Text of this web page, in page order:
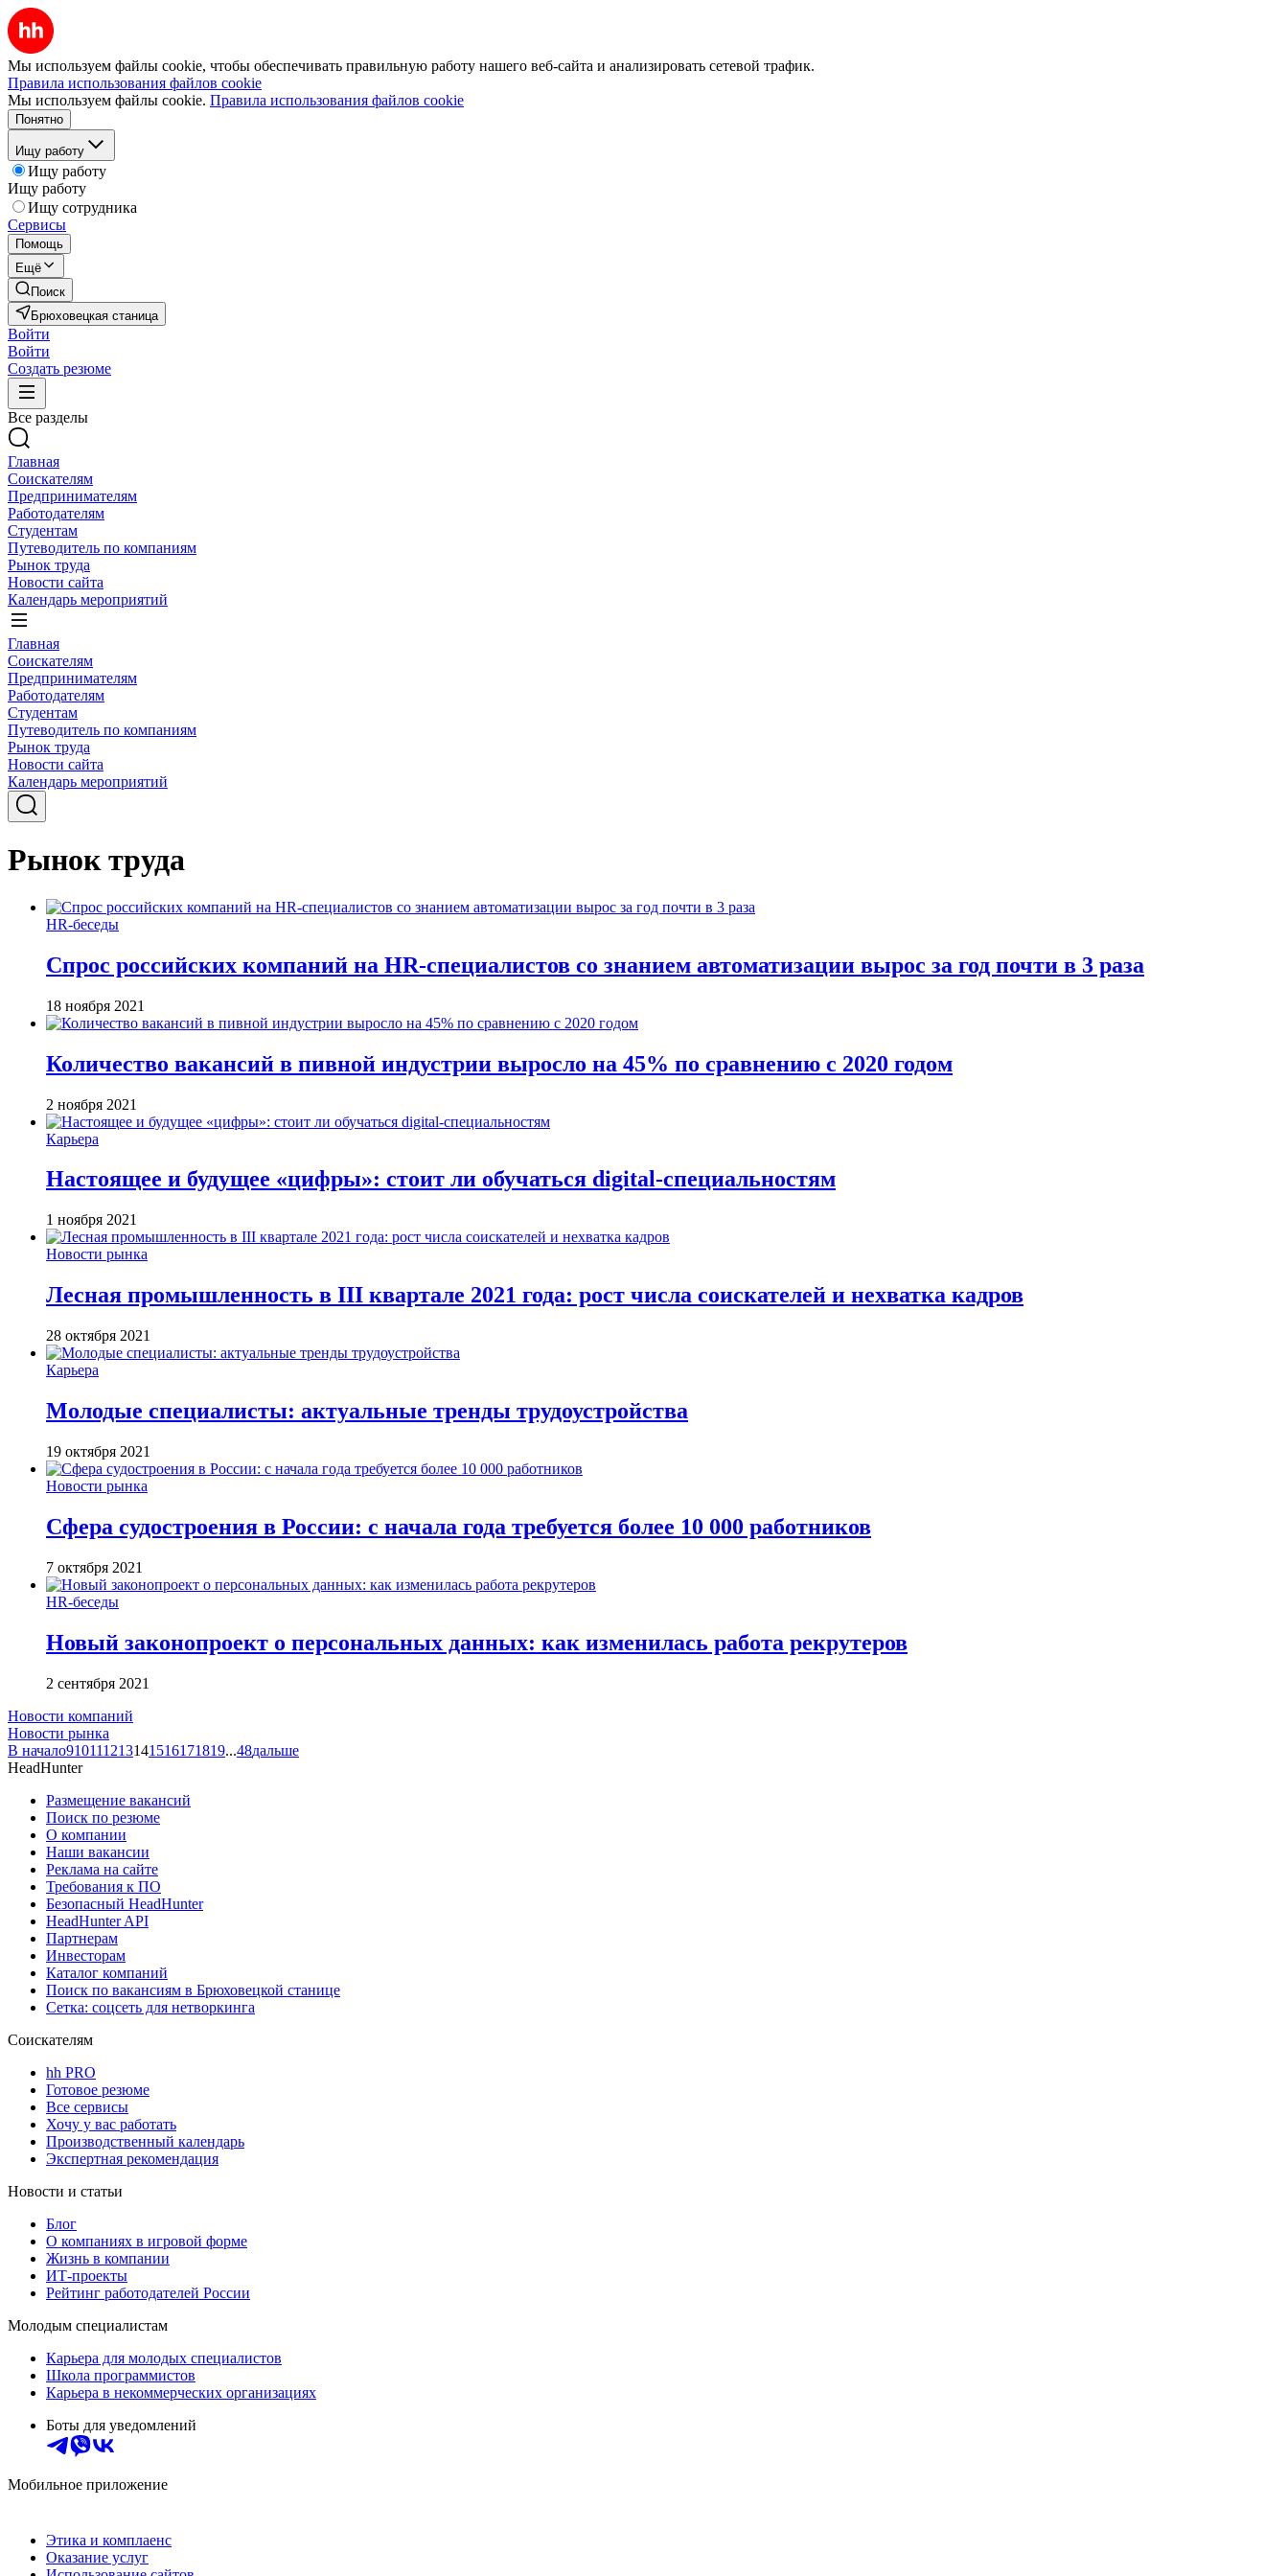
Мы используем файлы cookie, чтобы обеспечивать правильную работу нашего веб-сайта и анализировать сетевой трафик.
Правила использования файлов cookie
Мы используем файлы cookie. Правила использования файлов cookie
Понятно
Ищу работу
Ищу работу
Ищу работу
Ищу сотрудника
Сервисы
Помощь
Ещё
Поиск
Брюховецкая станица
Войти
Войти
Создать резюме
Все разделы
Главная
Соискателям
Предпринимателям
Работодателям
Студентам
Путеводитель по компаниям
Рынок труда
Новости сайта
Календарь мероприятий
Главная
Соискателям
Предпринимателям
Работодателям
Студентам
Путеводитель по компаниям
Рынок труда
Новости сайта
Календарь мероприятий
Рынок труда
HR-беседы
Спрос российских компаний на HR-специалистов со знанием автоматизации вырос за год почти в 3 раза
18 ноября 2021
Количество вакансий в пивной индустрии выросло на 45% по сравнению с 2020 годом
2 ноября 2021
Карьера
Настоящее и будущее «цифры»: стоит ли обучаться digital-специальностям
1 ноября 2021
Новости рынка
Лесная промышленность в III квартале 2021 года: рост числа соискателей и нехватка кадров
28 октября 2021
Карьера
Молодые специалисты: актуальные тренды трудоустройства
19 октября 2021
Новости рынка
Сфера судостроения в России: с начала года требуется более 10 000 работников
7 октября 2021
HR-беседы
Новый законопроект о персональных данных: как изменилась работа рекрутеров
2 сентября 2021
Новости компаний
Новости рынка
В начало910111213141516171819...48дальше
HeadHunter
Размещение вакансий
Поиск по резюме
О компании
Наши вакансии
Реклама на сайте
Требования к ПО
Безопасный HeadHunter
HeadHunter API
Партнерам
Инвесторам
Каталог компаний
Поиск по вакансиям в Брюховецкой станице
Сетка: соцсеть для нетворкинга
Соискателям
hh PRO
Готовое резюме
Все сервисы
Хочу у вас работать
Производственный календарь
Экспертная рекомендация
Новости и статьи
Блог
О компаниях в игровой форме
Жизнь в компании
ИТ-проекты
Рейтинг работодателей России
Молодым специалистам
Карьера для молодых специалистов
Школа программистов
Карьера в некоммерческих организациях
Боты для уведомлений
Мобильное приложение
Этика и комплаенс
Оказание услуг